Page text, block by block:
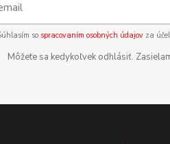
so spracovaním osobných údajovza
Môžete sa kedykoľvek odhlásiť.